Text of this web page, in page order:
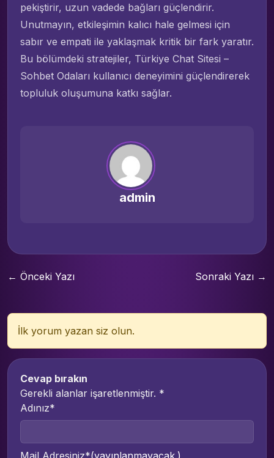
pekiştirir, uzun vadede bağları güçlendirir.
Unutmayın, etkileşimin kalıcı hale gelmesi için
sabır ve empati ile yaklaşmak kritik bir fark yaratır.
Bu bölümdeki stratejiler, Türkiye Chat Sitesi –
Sohbet Odaları kullanıcı deneyimini güçlendirerek
topluluk oluşumuna katkı sağlar.
admin
← Önceki Yazı Sonraki Yazı →
İlk yorum yazan siz olun.
Cevap bırakın
Gerekli alanlar işaretlenmiştir. *
Adınız*
Mail Adresiniz*(yayınlanmayacak.)